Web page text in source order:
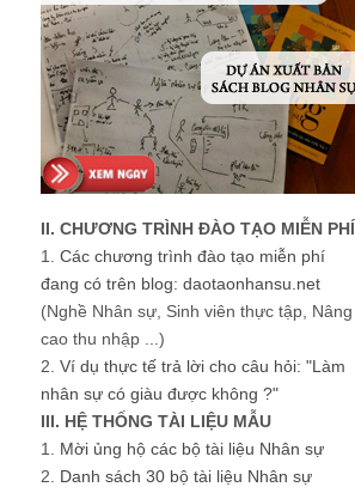
II. CHƯƠNG TRÌNH ĐÀO TẠO MIỄN PHÍ
1. Các chương trình đào tạo miễn phí
đang có trên blog: daotaonhansu.net
(Nghề Nhân sự, Sinh viên thực tập, Nâng
cao thu nhập ...)
2. Ví dụ thực tế trả lời cho câu hỏi: "Làm
nhân sự có giàu được không ?"
III. HỆ THỐNG TÀI LIỆU MẪU
1. Mời ủng hộ các bộ tài liệu Nhân sự
2. Danh sách 30 bộ tài liệu Nhân sự